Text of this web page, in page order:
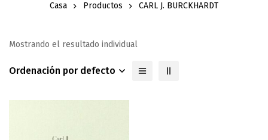
Casa Productos CARL J. BURCKHARDT
Mostrando el resultado individual
Ordenación por defecto